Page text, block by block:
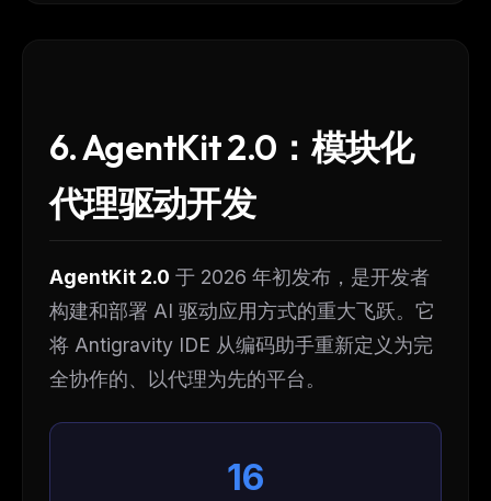
6. AgentKit 2.0：模块化
代理驱动开发
AgentKit 2.0 于 2026 年初发布，是开发者
构建和部署 AI 驱动应用方式的重大飞跃。它
将 Antigravity IDE 从编码助手重新定义为完
全协作的、以代理为先的平台。
16